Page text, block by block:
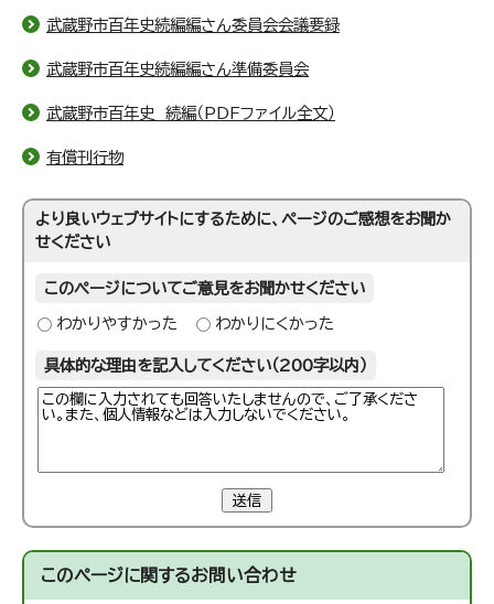
武蔵野市百年史続編編さん委員会会議要録
武蔵野市百年史続編編さん準備委員会
武蔵野市百年史 続編（PDFファイル全文）
有償刊行物
より良いウェブサイトにするために、ページのご感想をお聞か
せください
このページについてご意見をお聞かせください
わかりやすかった わかりにくかった
具体的な理由を記入してください（200字以内）
送信
このページに関するお問い合わせ